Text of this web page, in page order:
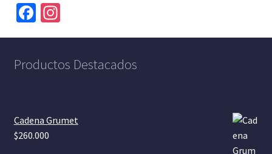
Fa
ce
o
In
st
gr
Productos Destacados
Cadena Grumet
$260.000